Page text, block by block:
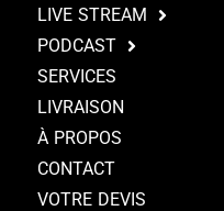
LIVE STREAM
PODCAST
SERVICES
LIVRAISON
À PROPOS
CONTACT
VOTRE DEVIS